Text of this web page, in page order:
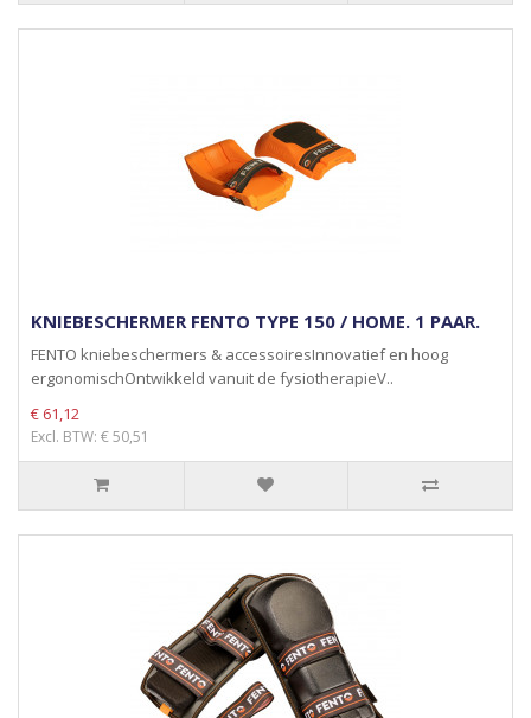
KNIEBESCHERMER FENTO TYPE 150 / HOME. 1 PAAR.
FENTO kniebeschermers & accessoiresInnovatief en hoog
ergonomischOntwikkeld vanuit de fysiotherapieV..
€ 61,12
Excl. BTW: € 50,51